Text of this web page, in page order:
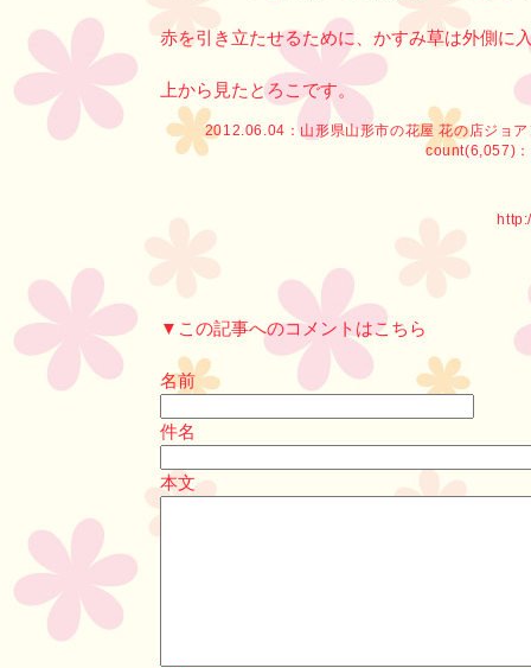
赤を引き立たせるために、かすみ草は外側に
上から見たとろこです。
2012.06.04：山形県山形市の花屋 花の店ジョ
count(6,057)
▼この記事へのコメントはこちら
名前
件名
本文